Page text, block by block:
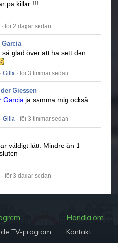
på killar !!!
· för 2 dagar sedan
Garcia
så glad över att ha sett den
· Gilla · för 3 timmar sedan
Giessen
Garcia ja samma mig också
· Gilla · för 3 timmar sedan
väldigt lätt. Mindre än 1
· för 3 dagar sedan
TV-program
Handla om
Kontakt